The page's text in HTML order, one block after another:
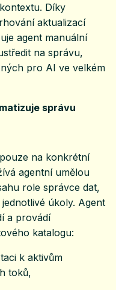
Díky
aktualizací
agent manuální
na správu,
pro AI ve velkém
správu
na konkrétní
agentní umělou
role správce dat,
úkoly. Agent
a provádí
katalogu:
k aktivům
toků,